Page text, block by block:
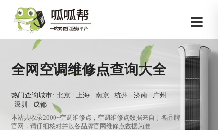
全网空调维修点查询大全
热门查询城市: 北京 上海 南京 杭州 济南
广州
深圳
成都
本站共收录2000+空调维修点，空调维修点数据来自于各品牌
官网，请仔细核对并以各品牌官网维修点数据为准